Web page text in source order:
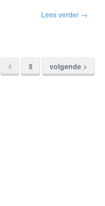
Lees verder →
4 5 volgende >